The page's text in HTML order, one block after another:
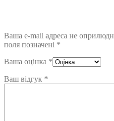
Ваша e-mail адреса не
поля позначені *
Ваша оцінка *
Ваш відгук *